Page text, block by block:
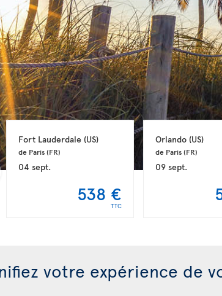
Fort Lauderdale (US)
de Paris (FR)
04 sept.
538 €
TTC
Orlando (US)
de Paris (FR)
09 sept.
votre expérience de